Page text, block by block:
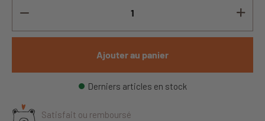
Ajouter au panier
Derniers articles en stock
Satisfait ou remboursé